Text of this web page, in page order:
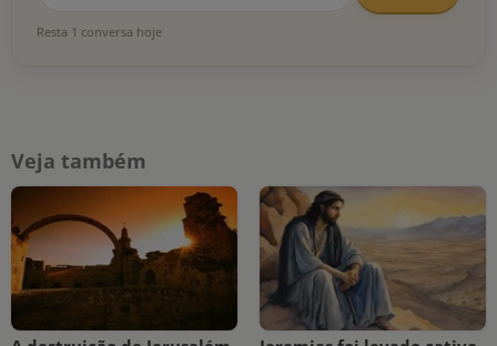
Resta 1 conversa hoje
Veja também